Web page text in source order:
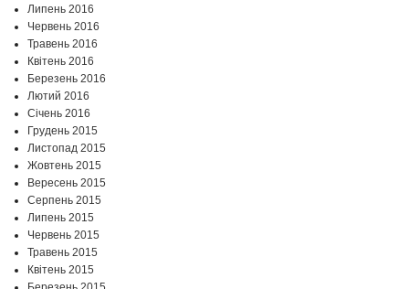
Липень 2016
Червень 2016
Травень 2016
Квітень 2016
Березень 2016
Лютий 2016
Січень 2016
Грудень 2015
Листопад 2015
Жовтень 2015
Вересень 2015
Серпень 2015
Липень 2015
Червень 2015
Травень 2015
Квітень 2015